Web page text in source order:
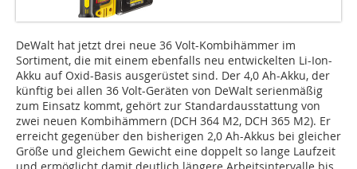
DeWalt hat jetzt drei neue 36 Volt-Kombihämmer im
Sortiment, die mit einem ebenfalls neu entwickelten Li-Ion-
Akku auf Oxid-Basis ausgerüstet sind. Der 4,0 Ah-Akku, der
künftig bei allen 36 Volt-Geräten von DeWalt serienmäßig
zum Einsatz kommt, gehört zur Standardausstattung von
zwei neuen Kombihämmern (DCH 364 M2, DCH 365 M2). Er
erreicht gegenüber den bisherigen 2,0 Ah-Akkus bei gleicher
Größe und gleichem Gewicht eine doppelt so lange Laufzeit